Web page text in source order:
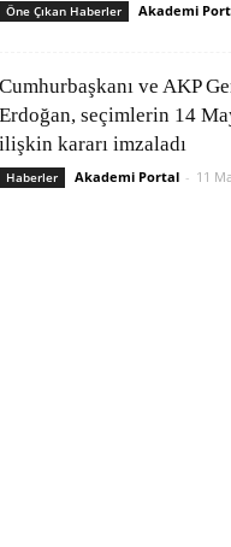
Öne Çıkan Haberler Akademi
Cumhurbaşkanı ve AKP
Erdoğan, seçimlerin 14
ilişkin kararı imzaladı
Haberler Akademi Portal - 11